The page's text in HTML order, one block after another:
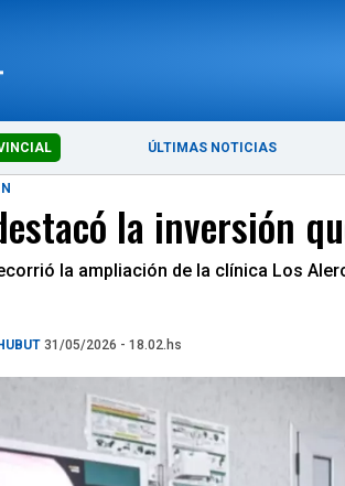
ÚLTIMAS NOTICIAS
la inversión
la ampliación de la clínica Los
31/05/2026 - 18.02.hs